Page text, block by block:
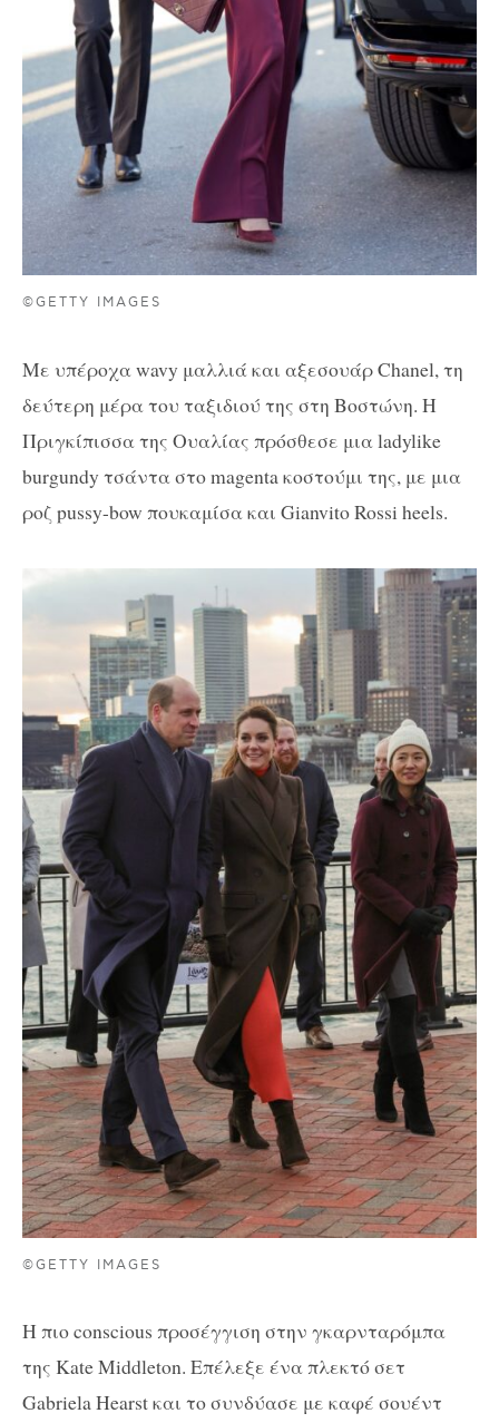
©GETTY IMAGES
Με υπέροχα wavy μαλλιά και αξεσουάρ Chanel, τη
δεύτερη μέρα του ταξιδιού της στη Βοστώνη. Η
Πριγκίπισσα της Ουαλίας πρόσθεσε μια ladylike
burgundy τσάντα στο magenta κοστούμι της, με μια
ροζ pussy-bow πουκαμίσα και Gianvito Rossi heels.
©GETTY IMAGES
Η πιο conscious προσέγγιση στην γκαρνταρόμπα
της Kate Middleton. Επέλεξε ένα πλεκτό σετ
Gabriela Hearst και το συνδύασε με καφέ σουέντ